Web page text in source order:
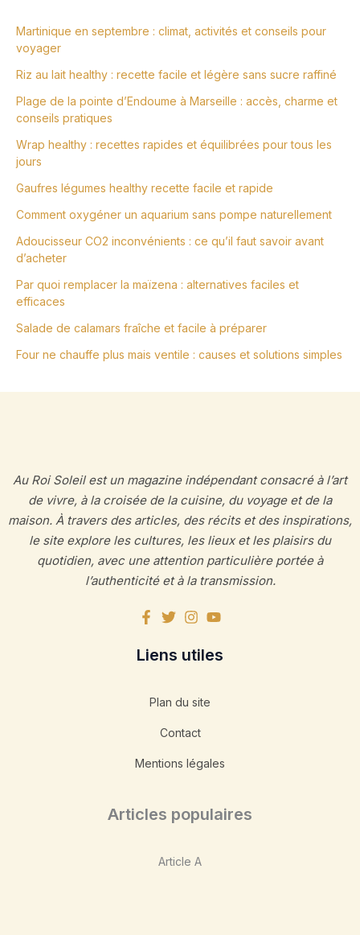
Martinique en septembre : climat, activités et conseils pour
voyager
Riz au lait healthy : recette facile et légère sans sucre raffiné
Plage de la pointe d’Endoume à Marseille : accès, charme et
conseils pratiques
Wrap healthy : recettes rapides et équilibrées pour tous les
jours
Gaufres légumes healthy recette facile et rapide
Comment oxygéner un aquarium sans pompe naturellement
Adoucisseur CO2 inconvénients : ce qu’il faut savoir avant
d’acheter
Par quoi remplacer la maïzena : alternatives faciles et
efficaces
Salade de calamars fraîche et facile à préparer
Four ne chauffe plus mais ventile : causes et solutions simples
Au Roi Soleil est un magazine indépendant consacré à l’art
de vivre, à la croisée de la cuisine, du voyage et de la
maison. À travers des articles, des récits et des inspirations,
le site explore les cultures, les lieux et les plaisirs du
quotidien, avec une attention particulière portée à
l’authenticité et à la transmission.
Liens utiles
Plan du site
Contact
Mentions légales
Articles populaires
Article A